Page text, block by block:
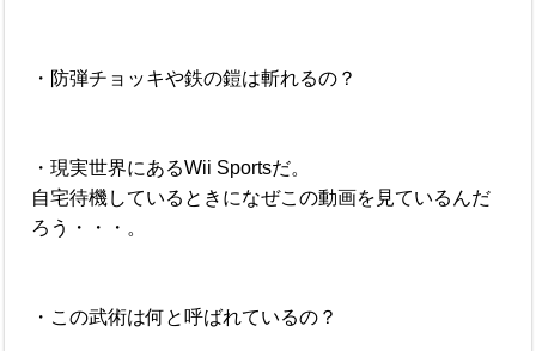
・防弾チョッキや鉄の鎧は斬れるの？
・現実世界にあるWii Sportsだ。
自宅待機しているときになぜこの動画を見ているんだ
ろう・・・。
・この武術は何と呼ばれているの？